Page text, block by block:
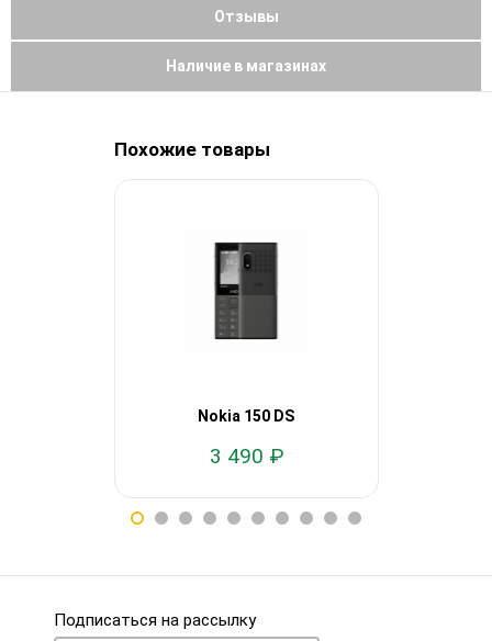
Отзывы
Наличие в магазинах
Похожие товары
Nokia 150 DS
3 490 ₽
Подписаться на рассылку